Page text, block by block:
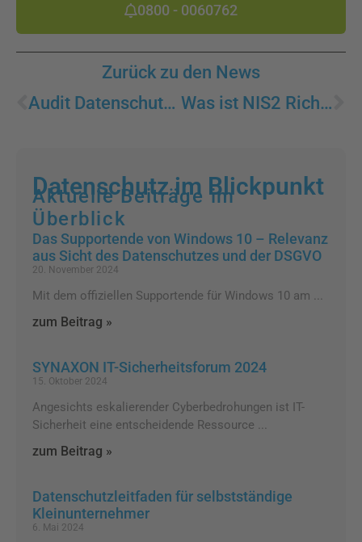
0800 - 0060762
Zurück zu den News
Zurück Audit Datenschutz und Informationssicherheit Was ist NIS2 Richtlinie
Datenschutz im Blickpunkt
Aktuelle Beiträge im
Überblick
Das Supportende von Windows 10 – Relevanz
aus Sicht des Datenschutzes und der DSGVO
20. November 2024
Mit dem offiziellen Supportende für Windows 10 am
zum Beitrag »
SYNAXON IT-Sicherheitsforum 2024
15. Oktober 2024
Angesichts eskalierender Cyberbedrohungen ist IT-
Sicherheit eine entscheidende Ressource
zum Beitrag »
Datenschutzleitfaden für selbstständige
Kleinunternehmer
6. Mai 2024